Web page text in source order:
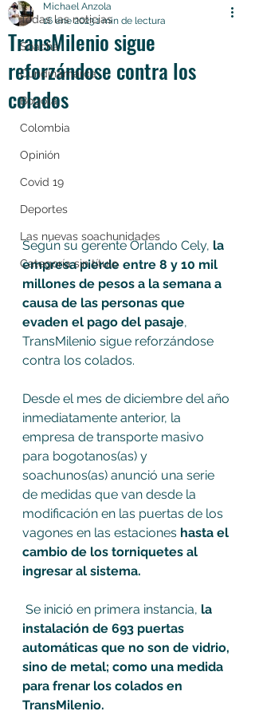
Todas las noticias
Soacha
Cundinamarca
Bogotá
Colombia
Opinión
Covid 19
Deportes
Las nuevas soachunidades
Categoría sin título
TransMilenio sigue
reforzándose contra los
colados
Michael Anzola
16 ene 20231 min de lectura
Según su gerente Orlando Cely, la
empresa pierde entre 8 y 10 mil
millones de pesos a la semana a
causa de las personas que
evaden el pago del pasaje,
TransMilenio sigue reforzándose
contra los colados.
Desde el mes de diciembre del año
inmediatamente anterior, la
empresa de transporte masivo
para bogotanos(as) y
soachunos(as) anunció una serie
de medidas que van desde la
modificación en las puertas de los
vagones en las estaciones hasta el
cambio de los torniquetes al
ingresar al sistema.
Se inició en primera instancia, la
instalación de 693 puertas
automáticas que no son de vidrio,
sino de metal; como una medida
para frenar los colados en
TransMilenio.